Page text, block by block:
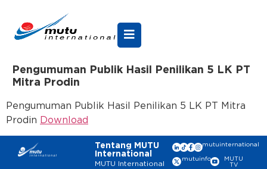
Pengumuman Publik Hasil Penilikan 5 LK PT
Mitra Prodin
Pengumuman Publik Hasil Penilikan 5 LK PT Mitra
Prodin Download
Tentang MUTU
International
MUTU International
mutuinternational
mutuinfo
MUTU
TV